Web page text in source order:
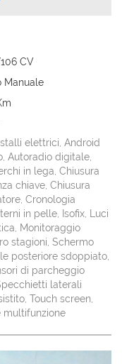
CV
Manuale
elettrici, Android
Autoradio digitale,
in lega, Chiusura
chiave, Chiusura
Cronologia
in pelle, Isofix, Luci
Monitoraggio
stagioni, Schermo
posteriore sdoppiato,
di parcheggio
laterali
Touch screen,
multifunzione